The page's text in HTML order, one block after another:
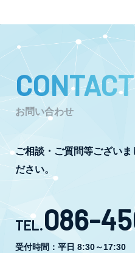
CONTACT
お問い合わせ
ご相談・ご質問等ござい
ださい。
TEL.086-
受付時間：平日 8:30～17:30